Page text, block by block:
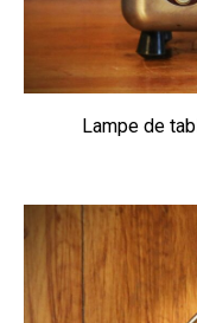
Lampe de